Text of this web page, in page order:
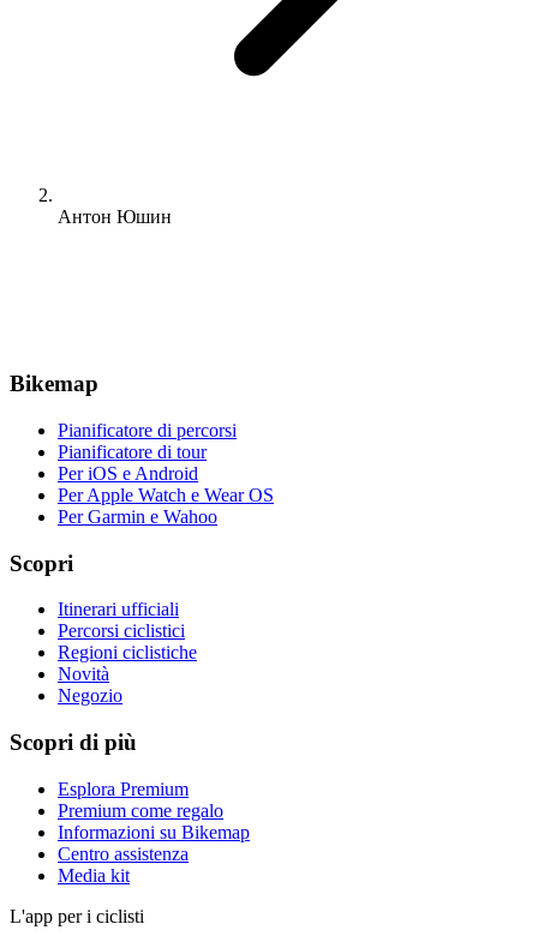
Антон Юшин
Bikemap
Pianificatore di percorsi
Pianificatore di tour
Per iOS e Android
Per Apple Watch e Wear OS
Per Garmin e Wahoo
Scopri
Itinerari ufficiali
Percorsi ciclistici
Regioni ciclistiche
Novità
Negozio
Scopri di più
Esplora Premium
Premium come regalo
Informazioni su Bikemap
Centro assistenza
Media kit
L'app per i ciclisti